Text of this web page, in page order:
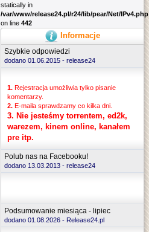
statically in
/var/www/release24.pl/r24/lib/pear/Net/IPv4.php
on line 442
Informacje
Szybkie odpowiedzi
dodano 01.06.2015 - release24
1. Rejestracja umożliwia tylko pisanie
komentarzy.
2. E-maila sprawdzamy co kilka dni.
3. Nie jesteśmy torrentem, ed2k,
warezem, kinem online, kanałem
pre itp.
Polub nas na Facebooku!
dodano 13.03.2013 - release24
Podsumowanie miesiąca - lipiec
dodano 01.08.2026 - Release24.pl